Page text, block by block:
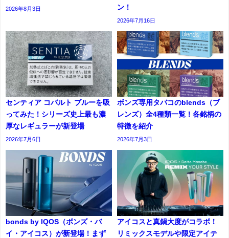
2026年8月3日
ン！
2026年7月16日
センティア コバルト ブルーを吸
ってみた！シリーズ史上最も濃
厚なレギュラーが新登場
2026年7月6日
ボンズ専用タバコのblends（ブ
レンズ）全4種類一覧！各銘柄の
特徴を紹介
2026年7月3日
bonds by IQOS（ボンズ・バ
イ・アイコス）が新登場！まず
アイコスと真鍋大度がコラボ！
リミックスモデルや限定アイテ